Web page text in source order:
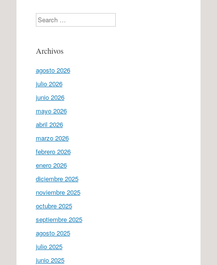
Search
Archivos
agosto 2026
julio 2026
junio 2026
mayo 2026
abril 2026
marzo 2026
febrero 2026
enero 2026
diciembre 2025
noviembre 2025
octubre 2025
septiembre 2025
agosto 2025
julio 2025
junio 2025